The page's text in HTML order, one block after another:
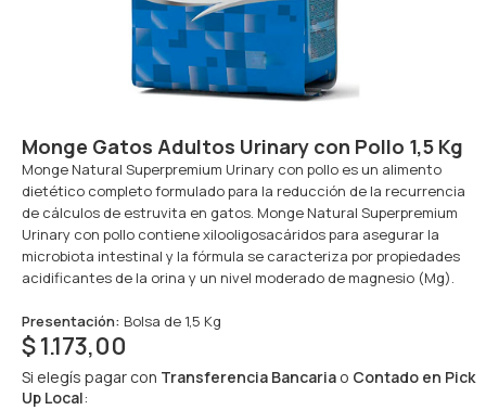
Monge Gatos Adultos Urinary con Pollo 1,5 Kg
Monge Natural Superpremium Urinary con pollo es un alimento
dietético completo formulado para la reducción de la recurrencia
de cálculos de estruvita en gatos. Monge Natural Superpremium
Urinary con pollo contiene xilooligosacáridos para asegurar la
microbiota intestinal y la fórmula se caracteriza por propiedades
acidificantes de la orina y un nivel moderado de magnesio (Mg).
Presentación: Bolsa de 1,5 Kg
$1.173,00
Si elegís pagar con Transferencia Bancaria o Contado en Pick
Up Local: